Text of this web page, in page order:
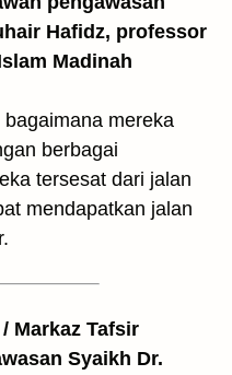
Hafidz, professor
Madinah
mereka
berbagai
tersesat dari jalan
mendapatkan jalan
Markaz Tafsir
Syaikh Dr.